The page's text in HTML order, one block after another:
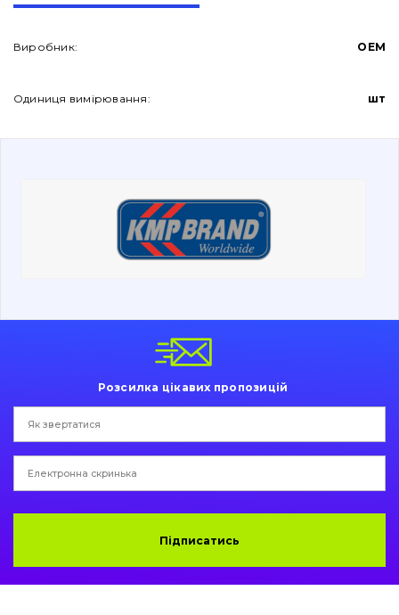
Контакти
Вакансії
Коронки, зуби, адаптери, пальці, фіксатори
Подушки амортизаційні
Пальці та Втулки
написати
листа
зателефонувати
Виробник: OEM
Одиниця вимірювання: шт
Розсилка цікавих пропозицій
Підписатись